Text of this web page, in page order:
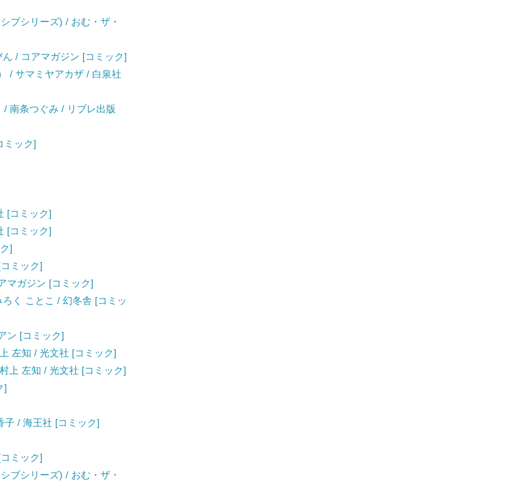
ブシリーズ) / おむ・ザ・
/ コアマガジン [コミック]
/ サマミヤアカザ / 白泉社
南条つぐみ / リブレ出版
ミック]
[コミック]
[コミック]
]
ミック]
マガジン [コミック]
く ことこ / 幻冬舎 [コミッ
ン [コミック]
左知 / 光文社 [コミック]
上 左知 / 光文社 [コミック]
]
子 / 海王社 [コミック]
ミック]
ブシリーズ) / おむ・ザ・